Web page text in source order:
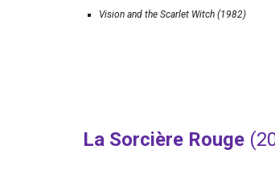
Vision and the Scarlet Witch (1982)
La Sorcière Rouge